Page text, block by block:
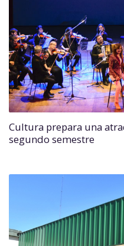
Cultura prepara una
segundo semestre